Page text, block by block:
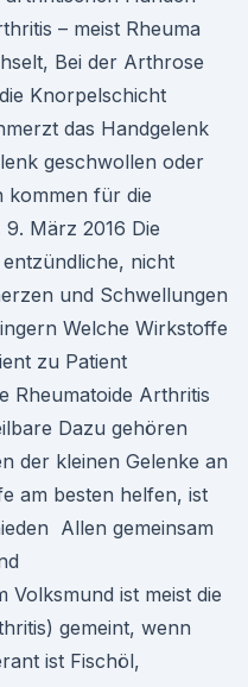
– meist Rheuma
Bei der Arthrose
Knorpelschicht
das Handgelenk
geschwollen oder
kommen für die
März 2016 Die
nicht
und Schwellungen
Welche Wirkstoffe
zu Patient
Rheumatoide Arthritis
Dazu gehören
der kleinen Gelenke an
am besten helfen, ist
Allen gemeinsam
Volksmund ist meist die
gemeint, wenn
ist Fischöl,